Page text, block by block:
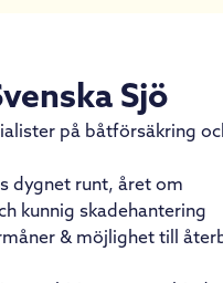
Sjö
på båtförsäkring
dygnet runt, året om
kunnig skadehantering
& möjlighet till